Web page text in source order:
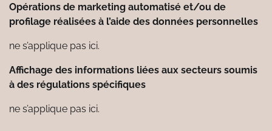
Opérations de marketing automatisé et/ou de
profilage réalisées à l’aide des données personnelles
ne s’applique pas ici.
Affichage des informations liées aux secteurs soumis
à des régulations spécifiques
ne s’applique pas ici.